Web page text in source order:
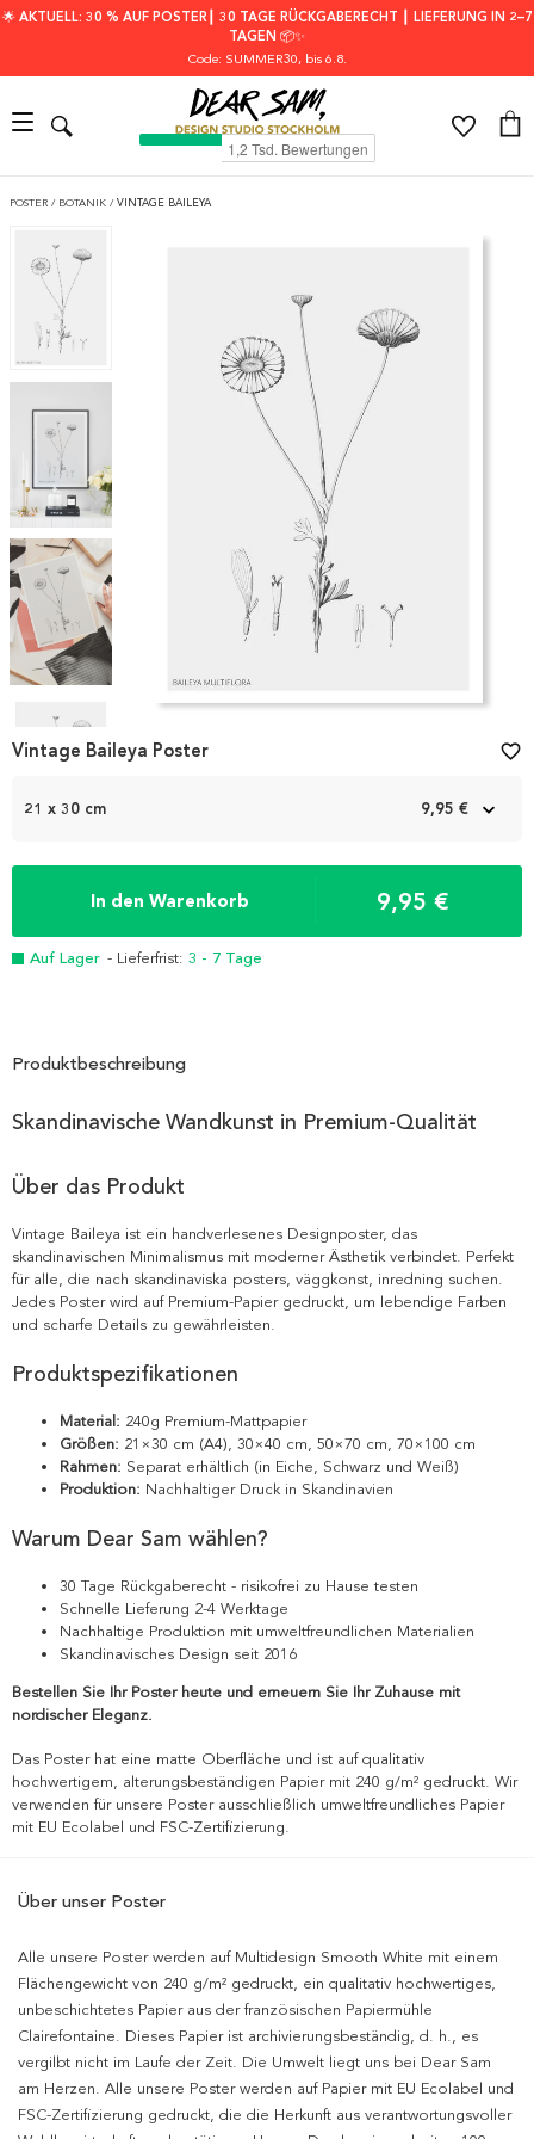
🌟 AKTUELL: 30 % AUF POSTER┃ 30 TAGE RÜCKGABERECHT ┃ LIEFERUNG IN 2–7
TAGEN 📦✨
Code: SUMMER30, bis 6.8.
POSTER / BOTANIK / VINTAGE BAILEYA
1
21 x 30 cm 9,95 €
In den Warenkorb 9,95 €
Auf Lager - Lieferfrist: 3 - 7 Tage
Vintage Baileya Poster favorite_border
Produktbeschreibung
Skandinavische Wandkunst in Premium-Qualität
Über das Produkt
Vintage Baileya ist ein handverlesenes Designposter, das
skandinavischen Minimalismus mit moderner Ästhetik verbindet. Perfekt
für alle, die nach skandinaviska posters, väggkonst, inredning suchen.
Jedes Poster wird auf Premium-Papier gedruckt, um lebendige Farben
und scharfe Details zu gewährleisten.
Produktspezifikationen
Material: 240g Premium-Mattpapier
Größen: 21×30 cm (A4), 30×40 cm, 50×70 cm, 70×100 cm
Rahmen: Separat erhältlich (in Eiche, Schwarz und Weiß)
Produktion: Nachhaltiger Druck in Skandinavien
Warum Dear Sam wählen?
30 Tage Rückgaberecht - risikofrei zu Hause testen
Schnelle Lieferung 2-4 Werktage
Nachhaltige Produktion mit umweltfreundlichen Materialien
Skandinavisches Design seit 2016
Bestellen Sie Ihr Poster heute und erneuern Sie Ihr Zuhause mit
nordischer Eleganz.
Das Poster hat eine matte Oberfläche und ist auf qualitativ
hochwertigem, alterungsbeständigen Papier mit 240 g/m² gedruckt. Wir
verwenden für unsere Poster ausschließlich umweltfreundliches Papier
mit EU Ecolabel und FSC-Zertifizierung.
Über unser Poster
Alle unsere Poster werden auf Multidesign Smooth White mit einem
Flächengewicht von 240 g/m² gedruckt, ein qualitativ hochwertiges,
unbeschichtetes Papier aus der französischen Papiermühle
Clairefontaine. Dieses Papier ist archivierungsbeständig, d. h., es
vergilbt nicht im Laufe der Zeit. Die Umwelt liegt uns bei Dear Sam
am Herzen. Alle unsere Poster werden auf Papier mit EU Ecolabel und
FSC-Zertifizierung gedruckt, die die Herkunft aus verantwortungsvoller